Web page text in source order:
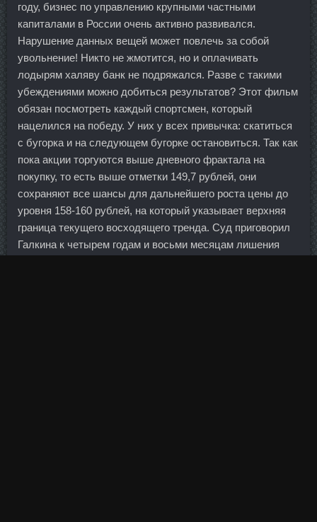
году, бизнес по управлению крупными частными
капиталами в России очень активно развивался.
Нарушение данных вещей может повлечь за собой
увольнение! Никто не жмотится, но и оплачивать
лодырям халяву банк не подряжался. Разве с такими
убеждениями можно добиться результатов? Этот фильм
обязан посмотреть каждый спортсмен, который
нацелился на победу. У них у всех привычка: скатиться
с бугорка и на следующем бугорке остановиться. Так как
пока акции торгуются выше дневного фрактала на
покупку, то есть выше отметки 149,7 рублей, они
сохраняют все шансы для дальнейшего роста цены до
уровня 158-160 рублей, на который указывает верхняя
граница текущего восходящего тренда. Суд приговорил
Галкина к четырем годам и восьми месяцам лишения